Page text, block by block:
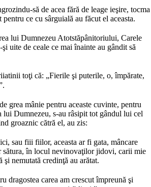
să de acea fără de leage ieşire, tocma
ce cu sârguială au făcut el aceasta.
lui Dumnezeu Atotstăpânitoriului, Carele
uite de ceale ce mai înainte au gândit să
toţi că: „Fierile şi puterile, o, împărate,
grea mânie pentru aceaste cuvinte, pentru
lui Dumnezeu, s-au râsipit tot gândul lui cel
groaznic cătră el, au zis:
sau fiii fiilor, aceasta ar fi gata, mâncare
sătura, în locul nevinovaţilor jidovi, carii mie
nemutată credinţă au arătat.
dragostea carea am crescut împreună şi